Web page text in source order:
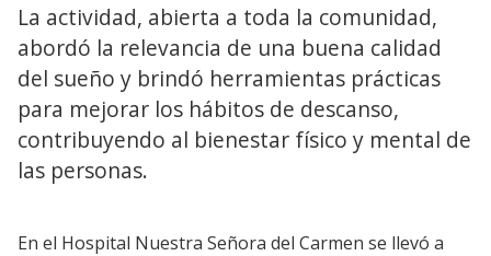
La actividad, abierta a toda la comunidad,
abordó la relevancia de una buena calidad
del sueño y brindó herramientas prácticas
para mejorar los hábitos de descanso,
contribuyendo al bienestar físico y mental de
las personas.
En el Hospital Nuestra Señora del Carmen se llevó a